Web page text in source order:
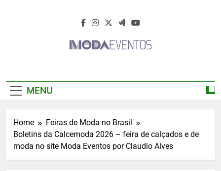
2026 – Desfiles
Feiras De Moda
2026
Feiras De Moda 2026 – Feiras De Moda No
MENU
Home
Feiras de Moda no Brasil
Boletins da Calcemoda 2026 – feira de calçados e de
moda no site Moda Eventos por Claudio Alves